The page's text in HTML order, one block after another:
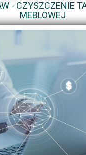
- CZYSZCZENIE
MEBLOWEJ